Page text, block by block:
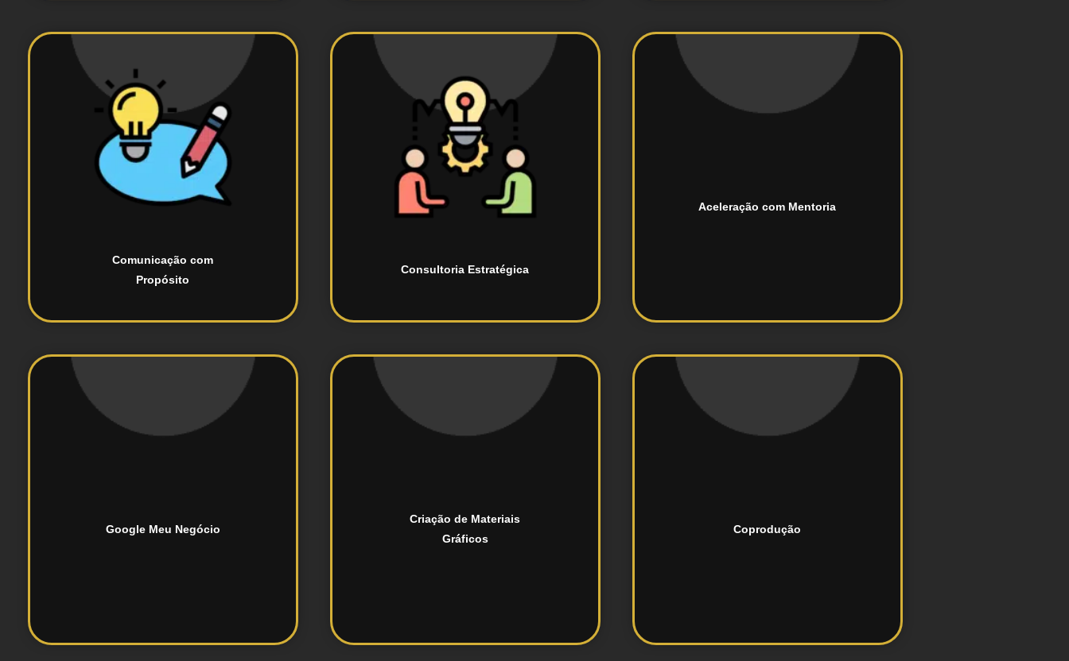
Comunicação com
Propósito
para anúncios, sites e redes
sociais, ajudando sua marca a
vender mais e atrair clientes.
Consultoria Estratégica
Consultoria especializada e
personalizada para impulsionar
seus resultados!
Aceleração com Mentoria
Google Meu Negócio
Criação de Materiais
Gráficos
Coprodução
Parceria para criar e lançar